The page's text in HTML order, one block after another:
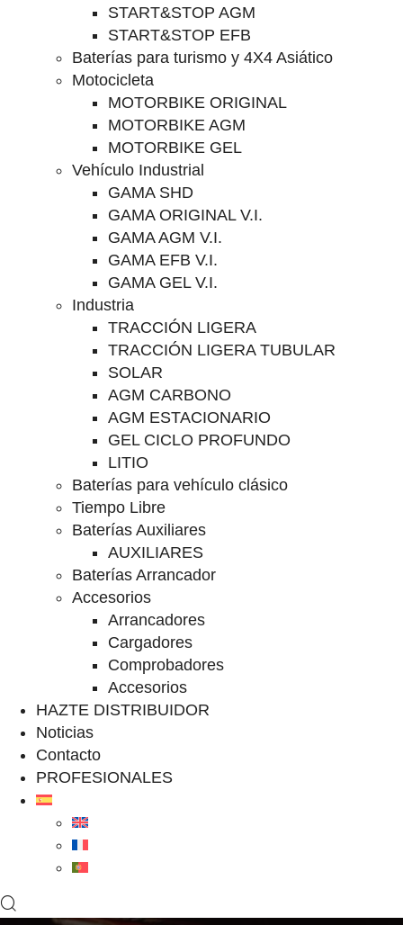
START&STOP AGM
START&STOP EFB
Baterías para turismo y 4X4 Asiático
Motocicleta
MOTORBIKE ORIGINAL
MOTORBIKE AGM
MOTORBIKE GEL
Vehículo Industrial
GAMA SHD
GAMA ORIGINAL V.I.
GAMA AGM V.I.
GAMA EFB V.I.
GAMA GEL V.I.
Industria
TRACCIÓN LIGERA
TRACCIÓN LIGERA TUBULAR
SOLAR
AGM CARBONO
AGM ESTACIONARIO
GEL CICLO PROFUNDO
LITIO
Baterías para vehículo clásico
Tiempo Libre
Baterías Auxiliares
AUXILIARES
Baterías Arrancador
Accesorios
Arrancadores
Cargadores
Comprobadores
Accesorios
HAZTE DISTRIBUIDOR
Noticias
Contacto
PROFESIONALES